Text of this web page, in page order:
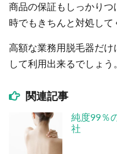
商品の保証もしっかり
時でもきちんと対処して
高額な業務用脱毛器だ
して利用出来るでしょう
関連記事
純度99％
社